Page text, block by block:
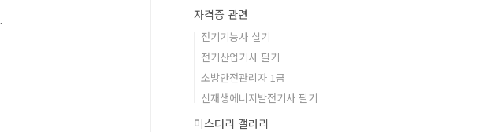
자격증 관련
전기기능사 실기
전기산업기사 필기
소방안전관리자 1급
신재생에너지발전기사 필기
미스터리 갤러리